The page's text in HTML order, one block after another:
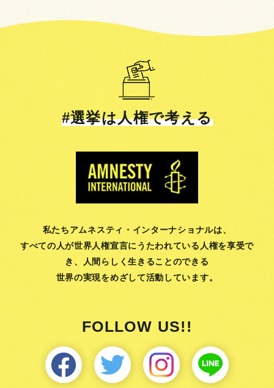
#選挙は人権で考える
私たちアムネスティ・インターナショナルは、
すべての人が世界人権宣言にうたわれている人権を享受で
き、
人間らしく生きることのできる
世界の実現をめざして活動しています。
FOLLOW US!!